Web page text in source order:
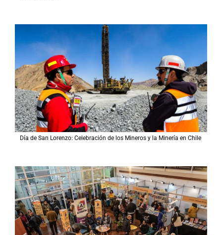
Día de San Lorenzo: Celebración de los Mineros y la Minería en Chile